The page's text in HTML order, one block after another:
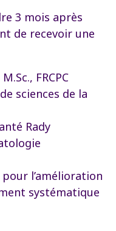
3 mois après
de recevoir une
FRCPC
sciences de la
Rady
l’amélioration
systématique